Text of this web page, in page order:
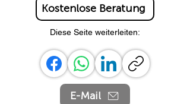
Kostenlose Beratung
Diese Seite weiterleiten:
E-Mail